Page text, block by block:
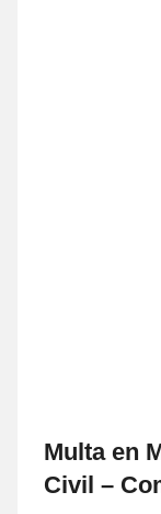
Multa en
Civil –